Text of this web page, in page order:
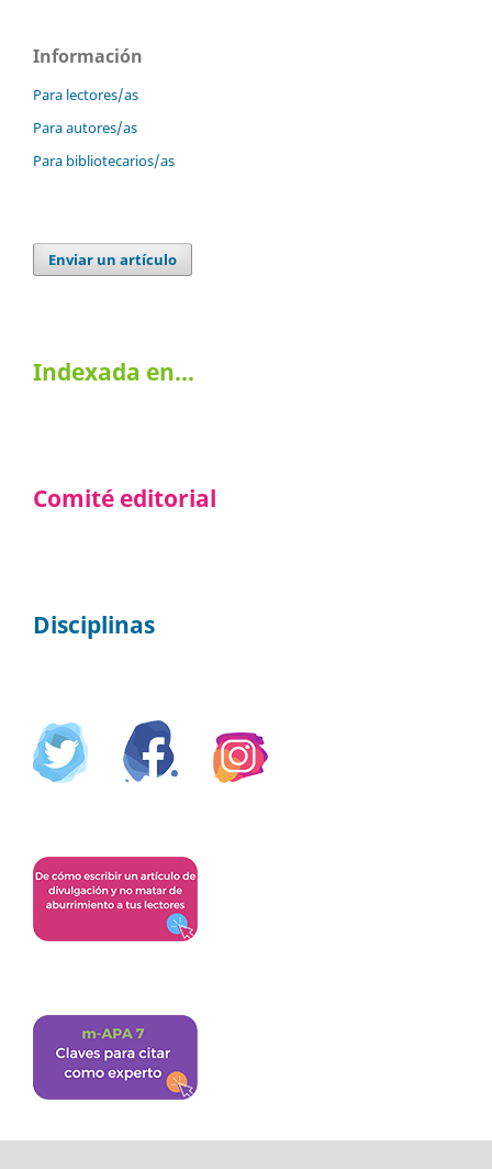
Información
Para lectores/as
Para autores/as
Para bibliotecarios/as
Enviar un artículo
Indexada en…
Comité editorial
Disciplinas